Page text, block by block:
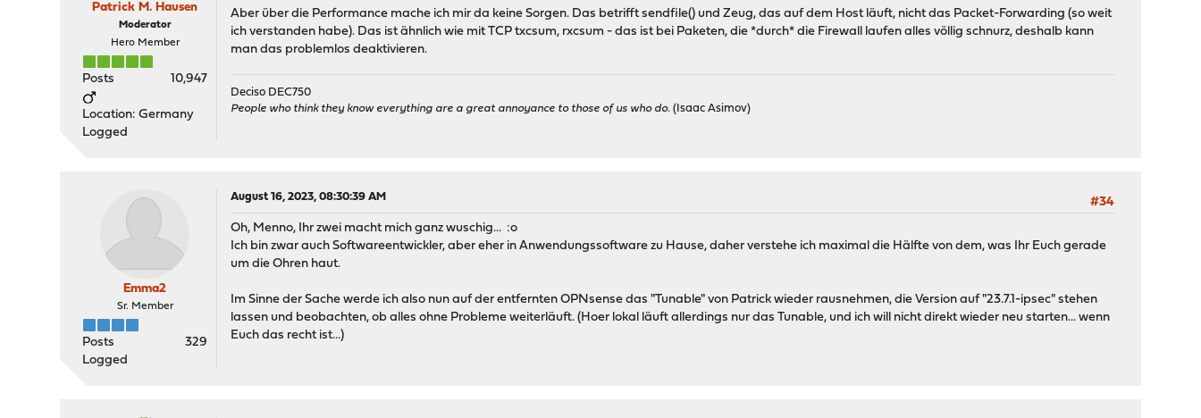
Patrick M. Hausen
Moderator
Hero Member
Posts 10,947
Location: Germany
Logged
Aber über die Performance mache ich mir da keine Sorgen. Das betrifft sendfile() und Zeug, das auf dem Host läuft, nicht das Packet-Forwarding (so weit
ich verstanden habe). Das ist ähnlich wie mit TCP txcsum, rxcsum - das ist bei Paketen, die *durch* die Firewall laufen alles völlig schnurz, deshalb kann
man das problemlos deaktivieren.
Deciso DEC750
People who think they know everything are a great annoyance to those of us who do. (Isaac Asimov)
Emma2
Sr. Member
Posts
329
Logged
August 16, 2023, 08:30:39 AM
#34
Oh, Menno, Ihr zwei macht mich ganz wuschig... :o
Ich bin zwar auch Softwareentwickler, aber eher in Anwendungssoftware zu Hause, daher verstehe ich maximal die Hälfte von dem, was Ihr Euch gerade
um die Ohren haut.
Im Sinne der Sache werde ich also nun auf der entfernten OPNsense das "Tunable" von Patrick wieder rausnehmen, die Version auf "23.7.1-ipsec" stehen
lassen und beobachten, ob alles ohne Probleme weiterläuft. (Hoer lokal läuft allerdings nur das Tunable, und ich will nicht direkt wieder neu starten... wenn
Euch das recht ist...)